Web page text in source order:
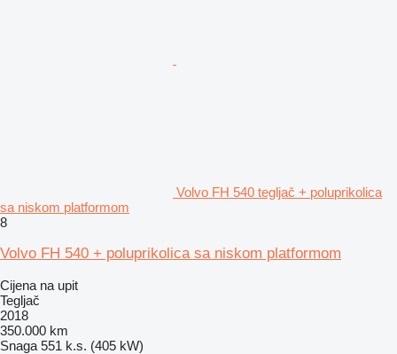
Volvo FH 540 tegljač + poluprikolica
sa niskom platformom
8
Volvo FH 540 + poluprikolica sa niskom platformom
Cijena na upit
Tegljač
2018
350.000 km
Snaga 551 k.s. (405 kW)